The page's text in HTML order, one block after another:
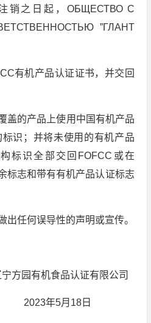
销之日起，ОБЩЕСТВО С
”ГЛАНТ
有机产品认证证书，并交回
盖的产品上使用中国有机产品
识；并将未使用的有机产品
标识全部交回FOFCC或在
标志和带有有机产品认证标志
出任何误导性的声明或宣传。
品认证有限公司
18日